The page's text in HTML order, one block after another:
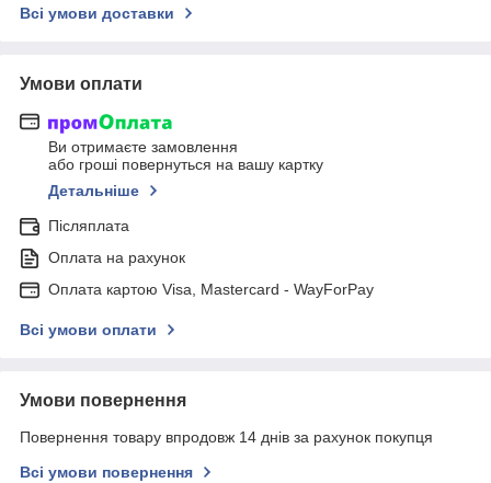
Всі умови доставки
Умови оплати
Ви отримаєте замовлення
або гроші повернуться на вашу картку
Детальніше
Післяплата
Оплата на рахунок
Оплата картою Visa, Mastercard - WayForPay
Всі умови оплати
Умови повернення
Повернення товару впродовж 14 днів за рахунок покупця
Всі умови повернення